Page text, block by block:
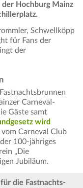
Hochburg Mainz
Schwellköpp
für Fans der
der
Carneval-
Gäste samt
wird
Carneval Club
100-jähriges
„Die
Jubiläum.
die Fastnachts-